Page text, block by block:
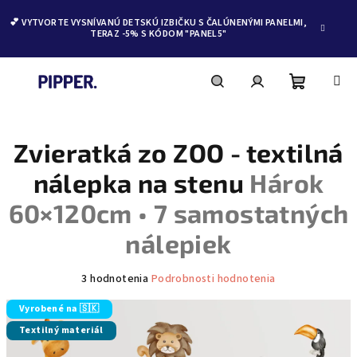
obsah
💕 VYTVORTE VYSNÍVANÚ DETSKÚ IZBIČKU S ČALÚNENÝMI PANELMI,
TERAZ -5% S KÓDOM "PANEL5"
košík
Zvieratká zo ZOO - textilná
nálepka na stenu Hárok
60×120cm • 7 samostatných
nálepiek
produktu
je
5,0
3 hodnotenia Podrobnosti hodnotenia
Vyrobené na 🇸🇰
Textilný materiál